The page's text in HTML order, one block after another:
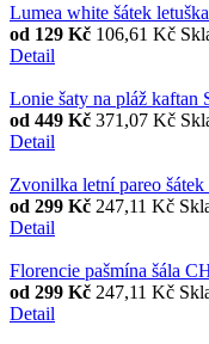
Lumea white šátek
od 129 Kč 106,61 Kč
Detail
Lonie šaty na pláž kaftan
od 449 Kč 371,07 Kč
Detail
Zvonilka letní pareo
od 299 Kč 247,11 Kč
Detail
Florencie pašmína šála
od 299 Kč 247,11 Kč
Detail